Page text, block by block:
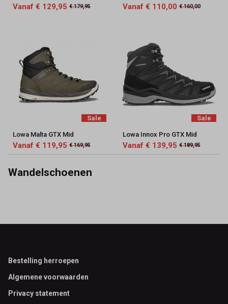
Vanaf € 129,95 € 179,95 Vanaf € 110,00 € 160,00
Sale
Lowa Malta GTX Mid
Vanaf € 119,95 € 169,95
Sale
Lowa Innox Pro GTX Mid
Vanaf € 139,95 € 189,95
Wandelschoenen
Footer
Bestelling herroepen
Algemene voorwaarden
Privacy statement